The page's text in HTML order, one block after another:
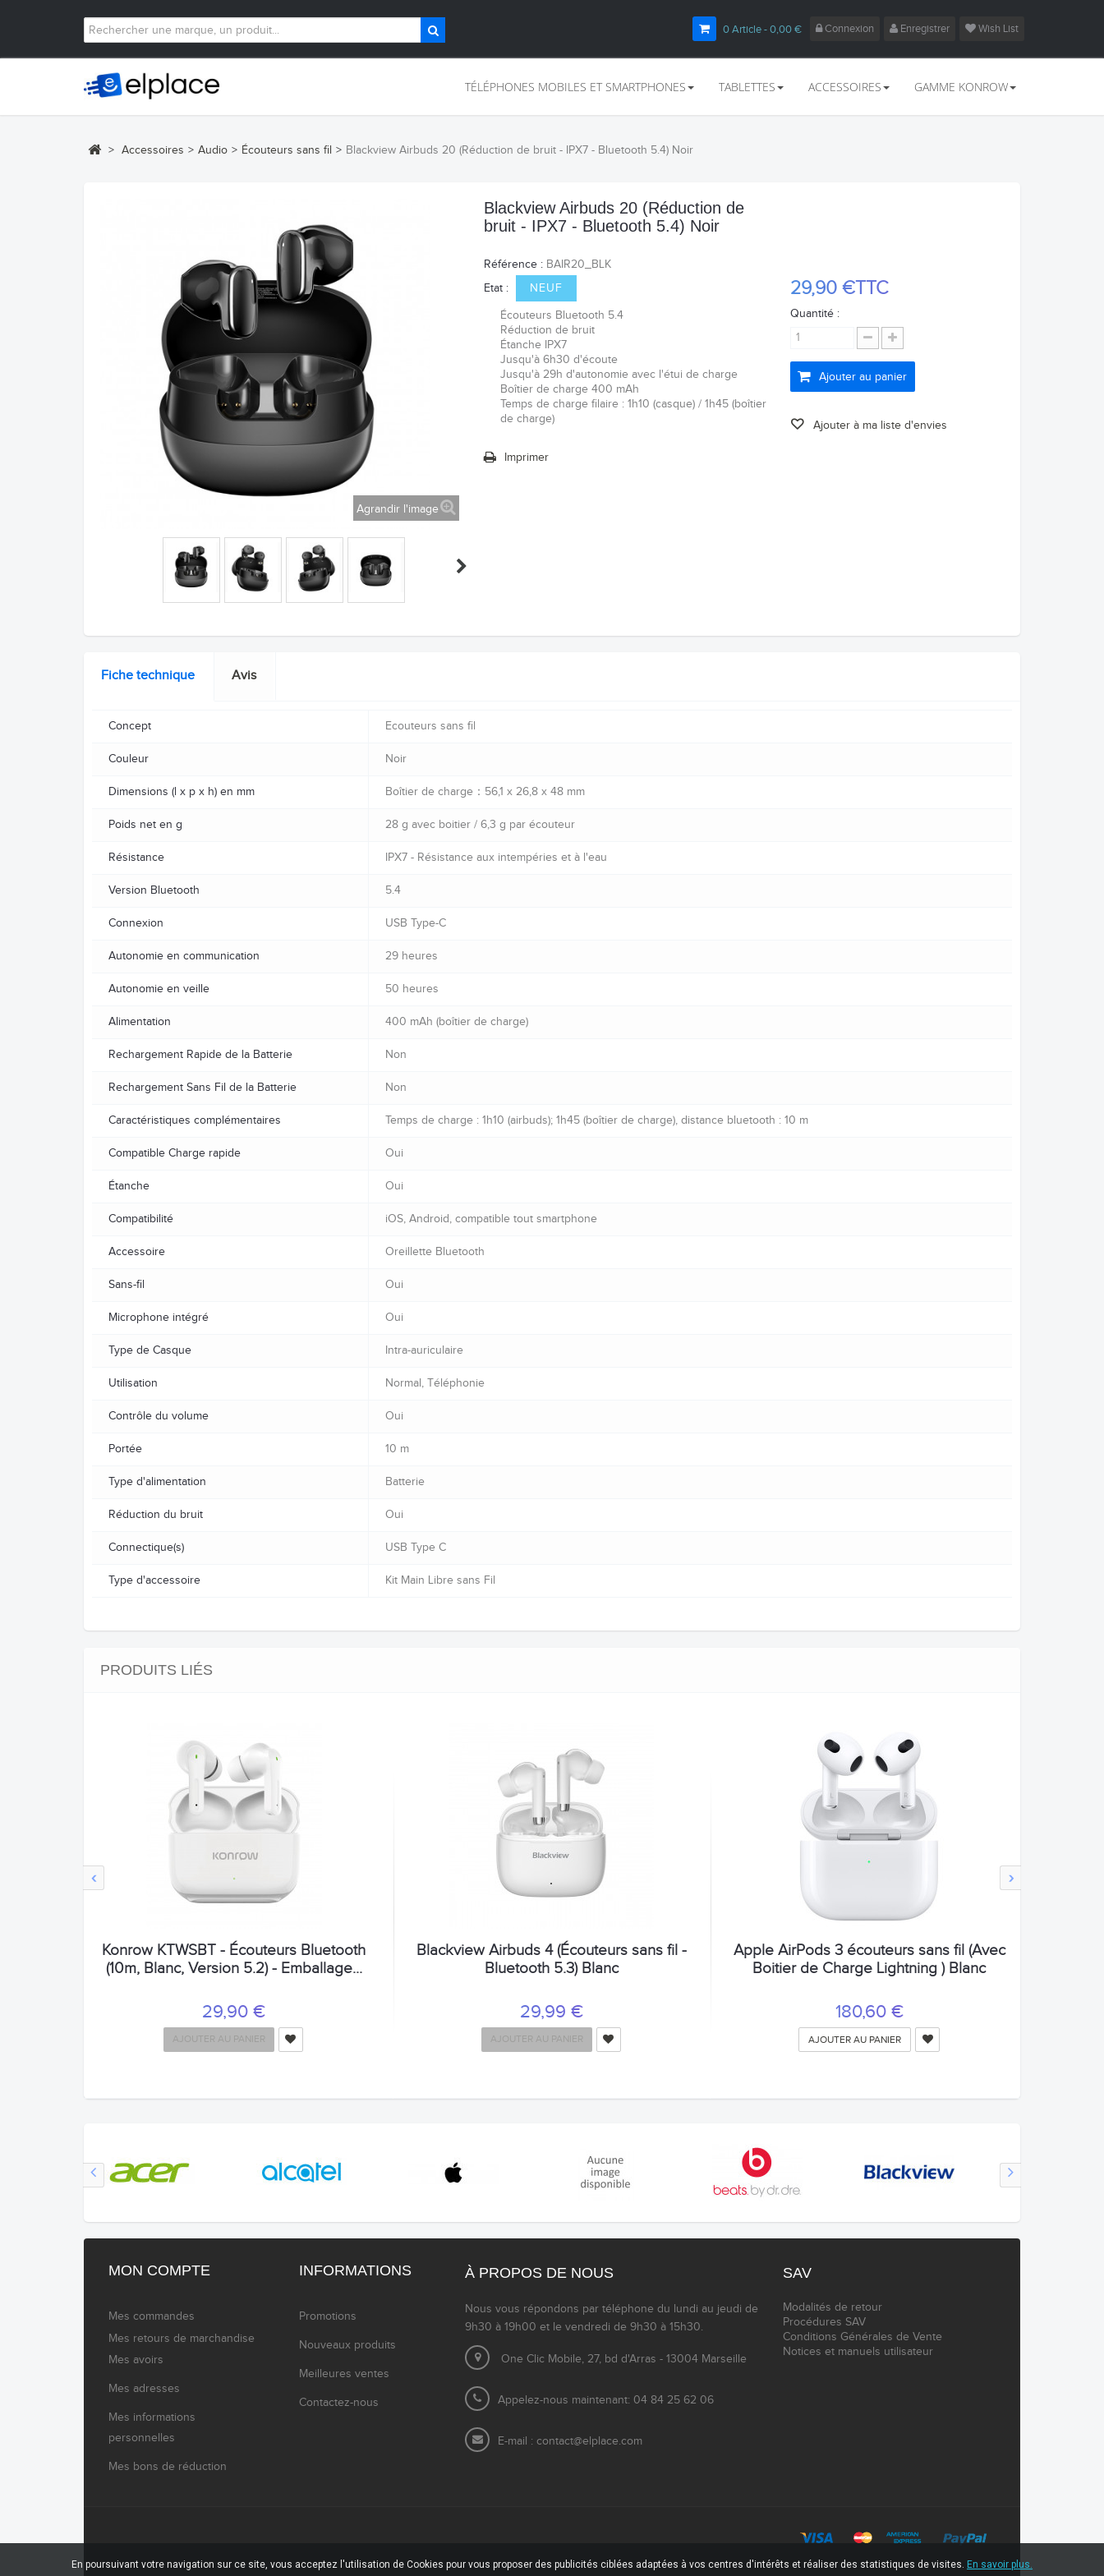
Connexion Enregistrer Wish List
0Article- 0,00 €
TÉLÉPHONES MOBILES ET SMARTPHONES TABLETTES ACCESSOIRES GAMME KONROW
> Accessoires > Audio > Écouteurs sans fil > Blackview Airbuds 20 (Réduction de bruit - IPX7 - Bluetooth 5.4) Noir
Agrandir l'image
Blackview Airbuds 20 (Réduction de
bruit - IPX7 - Bluetooth 5.4) Noir
Référence : BAIR20_BLK
Etat :
NEUF
Écouteurs Bluetooth 5.4
Réduction de bruit
Étanche IPX7
Jusqu'à 6h30 d'écoute
Jusqu'à 29h d'autonomie avec l'étui de charge
Boîtier de charge 400 mAh
Temps de charge filaire : 1h10 (casque) / 1h45 (boîtier
de charge)
Imprimer
29,90 €TTC
Quantité :
Ajouter au panier
Ajouter à ma liste d'envies
Fiche technique Avis
Concept Ecouteurs sans fil
Couleur Noir
Dimensions (l x p x h) en mm Boîtier de charge：56,1 x 26,8 x 48 mm
Poids net en g 28 g avec boitier / 6,3 g par écouteur
Résistance IPX7 - Résistance aux intempéries et à l'eau
Version Bluetooth 5.4
Connexion USB Type-C
Autonomie en communication 29 heures
Autonomie en veille 50 heures
Alimentation 400 mAh (boîtier de charge)
Rechargement Rapide de la Batterie Non
Rechargement Sans Fil de la Batterie Non
Caractéristiques complémentaires Temps de charge : 1h10 (airbuds); 1h45 (boîtier de charge), distance bluetooth : 10 m
Compatible Charge rapide Oui
Étanche Oui
Compatibilité iOS, Android, compatible tout smartphone
Accessoire Oreillette Bluetooth
Sans-fil Oui
Microphone intégré Oui
Type de Casque Intra-auriculaire
Utilisation Normal, Téléphonie
Contrôle du volume Oui
Portée 10 m
Type d'alimentation Batterie
Réduction du bruit Oui
Connectique(s) USB Type C
Type d'accessoire Kit Main Libre sans Fil
PRODUITS LIÉS
‹ ›
Konrow KTWSBT - Écouteurs Bluetooth
(10m, Blanc, Version 5.2) - Emballage...
29,90 €
AJOUTER AU PANIER
Blackview Airbuds 4 (Écouteurs sans fil -
Bluetooth 5.3) Blanc
29,99 €
AJOUTER AU PANIER
Apple AirPods 3 écouteurs sans fil (Avec
Boitier de Charge Lightning ) Blanc
180,60 €
AJOUTER AU PANIER
MON COMPTE
Mes commandes
Mes retours de marchandise
Mes avoirs
Mes adresses
Mes informations
personnelles
Mes bons de réduction
INFORMATIONS
Promotions
Nouveaux produits
Meilleures ventes
Contactez-nous
À PROPOS DE NOUS
Nous vous répondons par téléphone du lundi au jeudi de
9h30 à 19h00 et le vendredi de 9h30 à 15h30.
One Clic Mobile, 27, bd d'Arras - 13004 Marseille
Appelez-nous maintenant: 04 84 25 62 06
E-mail : contact@elplace.com
SAV
Modalités de retour
Procédures SAV
Conditions Générales de Vente
Notices et manuels utilisateur
En poursuivant votre navigation sur ce site, vous acceptez l'utilisation de Cookies pour vous proposer des publicités ciblées adaptées à vos centres d'intérêts et réaliser des statistiques de visites. En savoir plus.